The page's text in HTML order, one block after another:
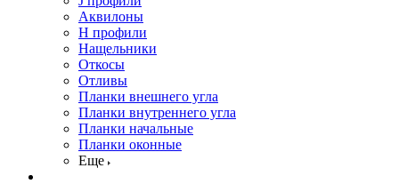
Аквилоны
Н профили
Нащельники
Откосы
Отливы
Планки внешнего угла
Планки внутреннего угла
Планки начальные
Планки оконные
Еще